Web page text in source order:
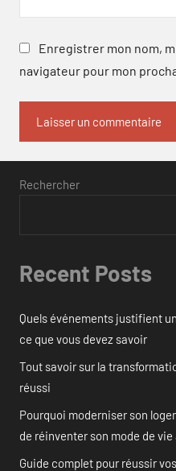
Enregistrer mon nom,
navigateur pour mon
Rechercher
Recent Posts
Quels événements justifient
ce que vous devez savoir
Tout savoir sur la
réussi
Pourquoi moderniser son
de réinventer son mode de
Guide complet pour réussir